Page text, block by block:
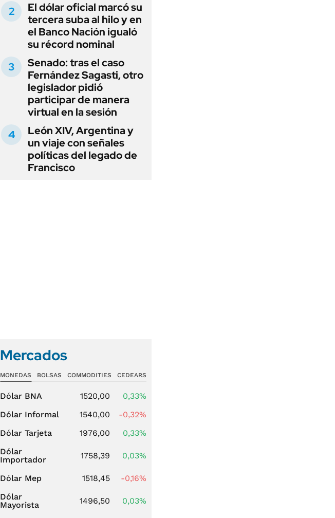
El dólar oficial marcó su
tercera suba al hilo y en
el Banco Nación igualó
su récord nominal
Senado: tras el caso
Fernández Sagasti, otro
legislador pidió
participar de manera
virtual en la sesión
León XIV, Argentina y
un viaje con señales
políticas del legado de
Francisco
Mercados
MONEDAS BOLSAS COMMODITIES CEDEARS
Dólar BNA 1520,00
0,33%
Dólar Informal
1540,00
-0,32%
Dólar Tarjeta
1976,00
0,33%
Dólar
Importador
1758,39 0,03%
Dólar Mep 1518,45
-0,16%
Dólar
Mayorista
1496,50 0,03%